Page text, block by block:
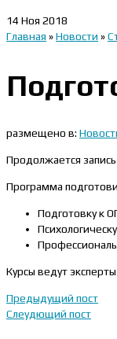
14 Ноя 2018
Главная »Новости »
размещено в:
Продолжается
Программа
Подготовку к
Курсы ведут
Предыдущий пост
Слеудющий пост